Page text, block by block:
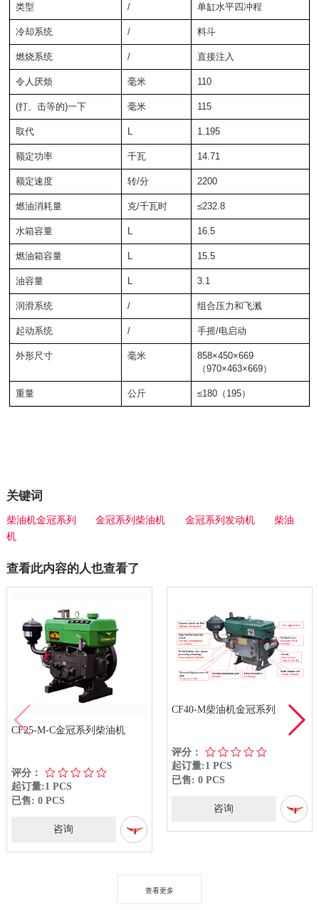
类型 / 单缸水平四冲程
冷却系统 / 料斗
燃烧系统 / 直接注入
令人厌烦 毫米 110
(打、击等的)一下 毫米 115
取代 L 1.195
额定功率 千瓦 14.71
额定速度 转/分 2200
燃油消耗量 克/千瓦时 ≤232.8
水箱容量 L 16.5
燃油箱容量 L 15.5
油容量 L 3.1
润滑系统 / 组合压力和飞溅
起动系统 / 手摇/电启动
外形尺寸 毫米
858×450×669
（970×463×669）
重量 公斤 ≤180（195）
关键词
柴油机金冠系列 金冠系列柴油机 金冠系列发动机
柴油
机
查看此内容的人也查看了
CF25-M-C金冠系列柴油机
评分：
起订量:1 PCS
已售: 0 PCS
咨询
CF40-M柴油机金冠系列
评分：
起订量:1 PCS
已售: 0 PCS
咨询
查看更多